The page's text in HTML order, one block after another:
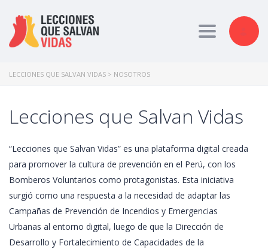
Toggle
LECCIONES QUE SALVAN VIDAS > NOSOTROS
Lecciones que Salvan Vidas​
“Lecciones que Salvan Vidas” es una plataforma digital creada
para promover la cultura de prevención en el Perú, con los
Bomberos Voluntarios como protagonistas. Esta iniciativa
surgió como una respuesta a la necesidad de adaptar las
Campañas de Prevención de Incendios y Emergencias
Urbanas al entorno digital, luego de que la Dirección de
Desarrollo y Fortalecimiento de Capacidades de la